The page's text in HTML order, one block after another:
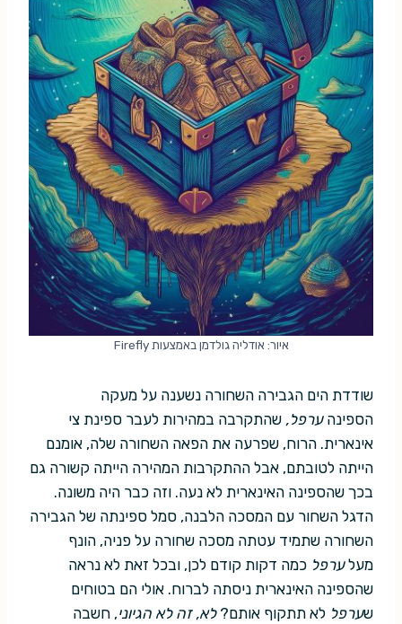
איור: אודליה גולדמן באמצעות Firefly
שודדת הים הגבירה השחורה נשענה על מעקה
הספינהערפל, שהתקרבה במהירות לעבר ספינת צי
אינארית. הרוח, שפרעה את הפאה השחורה שלה, אומנם
הייתה לטובתם, אבל ההתקרבות המהירה הייתה קשורה גם
בכך שהספינה האינארית לא נעה. וזה כבר היה משונה.
הדגל השחור עם המסכה הלבנה, סמל ספינתה של הגבירה
השחורה שתמיד עטתה מסכה שחורה על פניה, הונף
מעלערפל כמה דקות קודם לכן, ובכל זאת לא נראה
שהספינה האינארית ניסתה לברוח. אולי הם בטוחים
שערפל לא תתקוף אותם?לא, זה לא הגיוני, חשבה